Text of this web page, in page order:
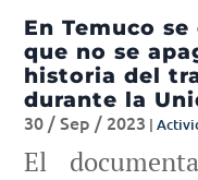
En Temuco
que no se
historia del
durante la
30 / Sep / 2023 |
El